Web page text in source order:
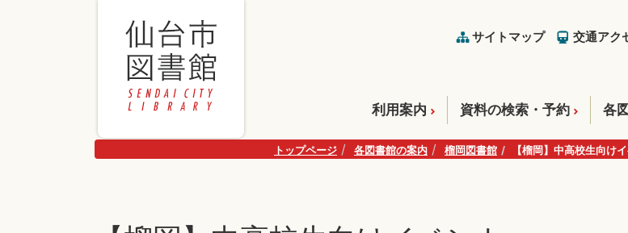
サイトマップ 交通アク
利用案内 資料の検索・予約 各
トップページ 各図書館の案内 榴岡図書館 【榴岡】中高校生向け